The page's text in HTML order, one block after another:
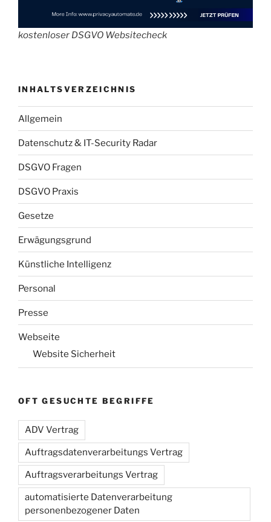
kostenloser DSGVO Websitecheck
INHALTSVERZEICHNIS
Allgemein
Datenschutz & IT-Security Radar
DSGVO Fragen
DSGVO Praxis
Gesetze
Erwägungsgrund
Künstliche Intelligenz
Personal
Presse
Webseite
Website Sicherheit
OFT GESUCHTE BEGRIFFE
ADV Vertrag
Auftragsdatenverarbeitungs Vertrag
Auftragsverarbeitungs Vertrag
automatisierte Datenverarbeitung
personenbezogener Daten